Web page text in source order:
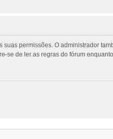
permissões. O administrador
se de ler as regras do fórum